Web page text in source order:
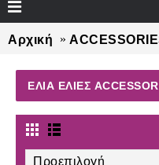
Αρχική
ΕΛΙΑ ΕΛΙΕΣ